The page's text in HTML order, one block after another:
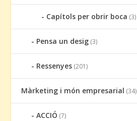
Capítols per obrir boca (3)
Pensa un desig (3)
Ressenyes (201)
Màrketing i món empresarial (34)
ACCIÓ (7)